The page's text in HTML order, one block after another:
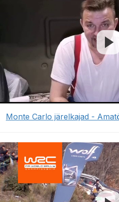
Monte Carlo järelkajad -